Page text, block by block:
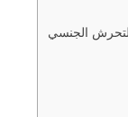
الجنسي